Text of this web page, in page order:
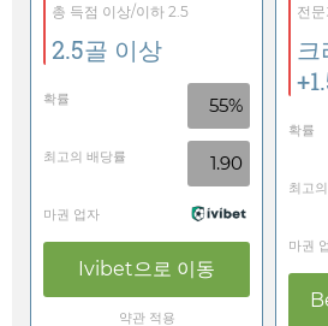
총 득점 이상/이하 2.5
2.5골 이상
확률 55%
최고의 배당률 1.90
마권 업자
Ivibet으로 이동
약관 적용
전
크
확률
최고
마권